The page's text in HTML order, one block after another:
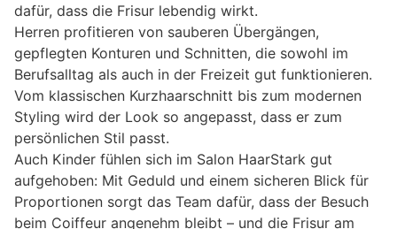
dafür, dass die Frisur lebendig wirkt.
Herren profitieren von sauberen Übergängen,
gepflegten Konturen und Schnitten, die sowohl im
Berufsalltag als auch in der Freizeit gut funktionieren.
Vom klassischen Kurzhaarschnitt bis zum modernen
Styling wird der Look so angepasst, dass er zum
persönlichen Stil passt.
Auch Kinder fühlen sich im Salon HaarStark gut
aufgehoben: Mit Geduld und einem sicheren Blick für
Proportionen sorgt das Team dafür, dass der Besuch
beim Coiffeur angenehm bleibt – und die Frisur am